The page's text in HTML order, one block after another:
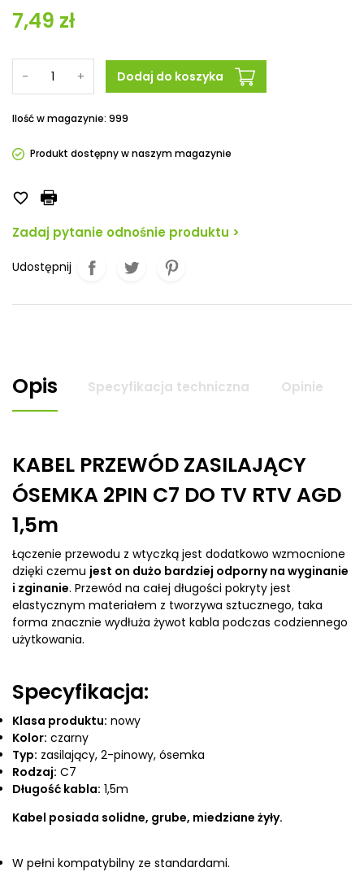
7,49 zł
- + Dodaj do koszyka
Ilość w magazynie: 999
Produkt dostępny w naszym magazynie

Zadaj pytanie odnośnie produktu >
Udostępnij
Opis Specyfikacja techniczna Opinie
KABEL PRZEWÓD ZASILAJĄCY
ÓSEMKA 2PIN C7 DO TV RTV AGD
1,5m
Łączenie przewodu z wtyczką jest dodatkowo wzmocnione
dzięki czemu jest on dużo bardziej odporny na wyginanie
i zginanie. Przewód na całej długości pokryty jest
elastycznym materiałem z tworzywa sztucznego, taka
forma znacznie wydłuża żywot kabla podczas codziennego
użytkowania.
Specyfikacja:
Klasa produktu: nowy
Kolor: czarny
Typ: zasilający, 2-pinowy, ósemka
Rodzaj: C7
Długość kabla: 1,5m
Kabel posiada solidne, grube, miedziane żyły.
W pełni kompatybilny ze standardami.